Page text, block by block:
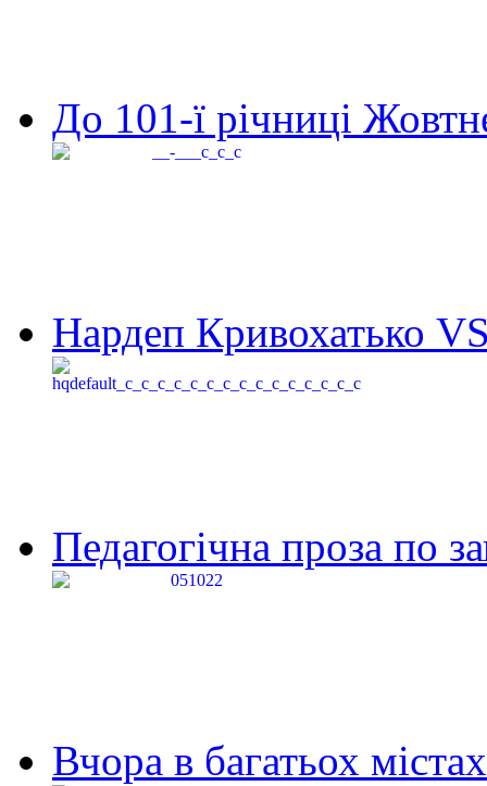
До 101-ї річниці
Нардеп Кривохатько
Педагогічна проза по
Вчора в багатьох